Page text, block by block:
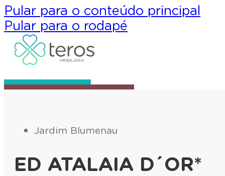
Pular para o conteúdo principal
Pular para o rodapé
Jardim Blumenau
ED ATALAIA D´OR*